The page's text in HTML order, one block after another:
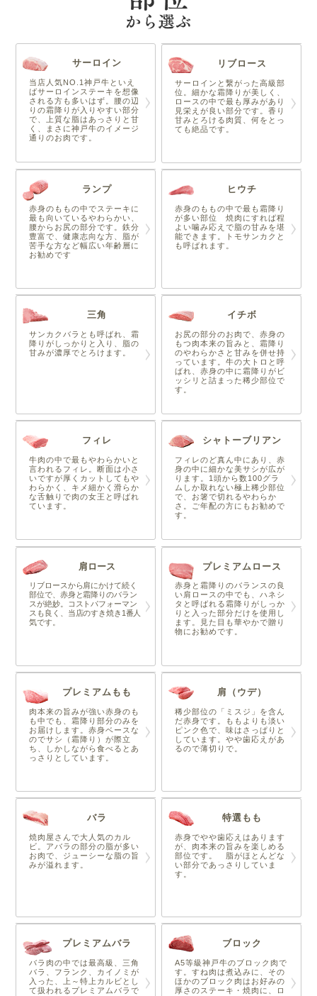
サーロイン
当店人気NO.1神戸牛といえ
ばサーロインステーキを想像
される方も多いはず。腰の辺
りの霜降りが入りやすい部分
で、上質な脂はあっさりと甘
く、まさに神戸牛のイメージ
通りのお肉です。
リブロース
サーロインと繋がった高級部
位。細かな霜降りが美しく、
ロースの中で最も厚みがあり
見栄えが良い部分です。香り
甘みとろける肉質、何をとっ
ても絶品です。
ランプ
赤身のももの中でステーキに
最も向いているやわらかい、
腰からお尻の部分です。鉄分
豊富で、健康志向な方、脂が
苦手な方など幅広い年齢層に
お勧めです
ヒウチ
赤身のももの中で最も霜降り
が多い部位 焼肉にすれば程
よい噛み応えで脂の甘みを堪
能できます。トモサンカクと
も呼ばれます。
三角
サンカクバラとも呼ばれ、霜
降りがしっかりと入り、脂の
甘みが濃厚でとろけます。
イチボ
お尻の部分のお肉で、赤身の
もつ肉本来の旨みと、霜降り
のやわらかさと甘みを併せ持
っています。牛の大トロと呼
ばれ、赤身の中に霜降りがビ
ッシリと詰まった稀少部位で
す。
フィレ
牛肉の中で最もやわらかいと
言われるフィレ。断面は小さ
いですが厚くカットしてもや
わらかく、キメ細かく滑らか
な舌触りで肉の女王と呼ばれ
ています。
シャトーブリアン
フィレのど真ん中にあり、赤
身の中に細かな美サシが広が
ります。1頭から数100グラ
ムしか取れない極上稀少部位
で、お箸で切れるやわらか
さ。ご年配の方にもお勧めで
す。
肩ロース
リブロースから肩にかけて続く
部位で、赤身と霜降りのバラン
スが絶妙。コストパフォーマン
スも良く、当店のすき焼き1番人
気です。
プレミアムロース
赤身と霜降りのバランスの良
い肩ロースの中でも、ハネシ
タと呼ばれる霜降りがしっか
りと入った部分だけを使用し
ます。見た目も華やかで贈り
物にお勧めです。
プレミアムもも
肉本来の旨みが強い赤身のも
も中でも、霜降り部分のみを
お届けします。赤身ベースな
のでサシ（霜降り）が際立
ち、しかしながら食べるとあ
っさりとしています。
肩（ウデ）
稀少部位の「ミスジ」を含ん
だ赤身です。ももよりも淡い
ピンク色で、味はさっぱりと
しています。やや歯応えがあ
るので薄切りで。
バラ
焼肉屋さんで大人気のカル
ビ。アバラの部分の脂が多い
お肉で、ジューシーな脂の旨
みが溢れます。
特選もも
赤身でやや歯応えはあります
が、肉本来の旨みを楽しめる
部位です。 脂がほとんどな
い部分であっさりしていま
す。
プレミアムバラ
バラ肉の中では最高級、三角
バラ、フランク、カイノミが
入った、上～特上カルビとし
て扱われるプレミアムバラで
ブロック
A5等級神戸牛のブロック肉で
す。すね肉は煮込みに、その
ほかのブロック肉はお好みの
厚さのステーキ・焼肉に、ロ